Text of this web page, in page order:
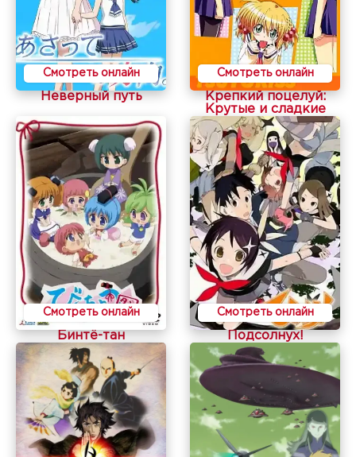
Смотреть онлайн
Неверный путь
Смотреть онлайн
Крепкий поцелуй:
Крутые и сладкие
Смотреть онлайн
Бинтё-тан
Смотреть онлайн
Подсолнух!